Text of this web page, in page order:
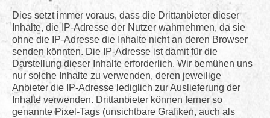
Dies setzt immer voraus, dass die Drittanbieter dieser
Inhalte, die IP-Adresse der Nutzer wahrnehmen, da sie
ohne die IP-Adresse die Inhalte nicht an deren Browser
senden könnten. Die IP-Adresse ist damit für die
Darstellung dieser Inhalte erforderlich. Wir bemühen uns
nur solche Inhalte zu verwenden, deren jeweilige
Anbieter die IP-Adresse lediglich zur Auslieferung der
Inhalte verwenden. Drittanbieter können ferner so
genannte Pixel-Tags (unsichtbare Grafiken, auch als